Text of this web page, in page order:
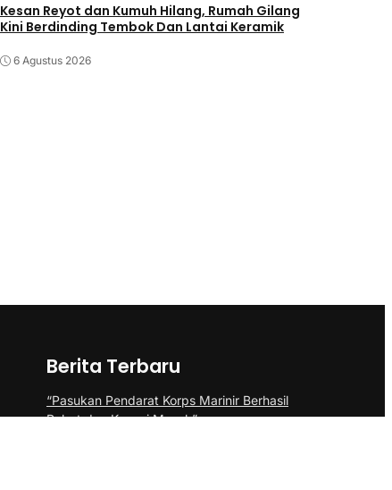
Kesan Reyot dan Kumuh Hilang, Rumah Gilang
Kini Berdinding Tembok Dan Lantai Keramik
6 Agustus 2026
Berita Terbaru
“Pasukan Pendarat Korps Marinir Berhasil
Rebut dan Kuasai Musuh”